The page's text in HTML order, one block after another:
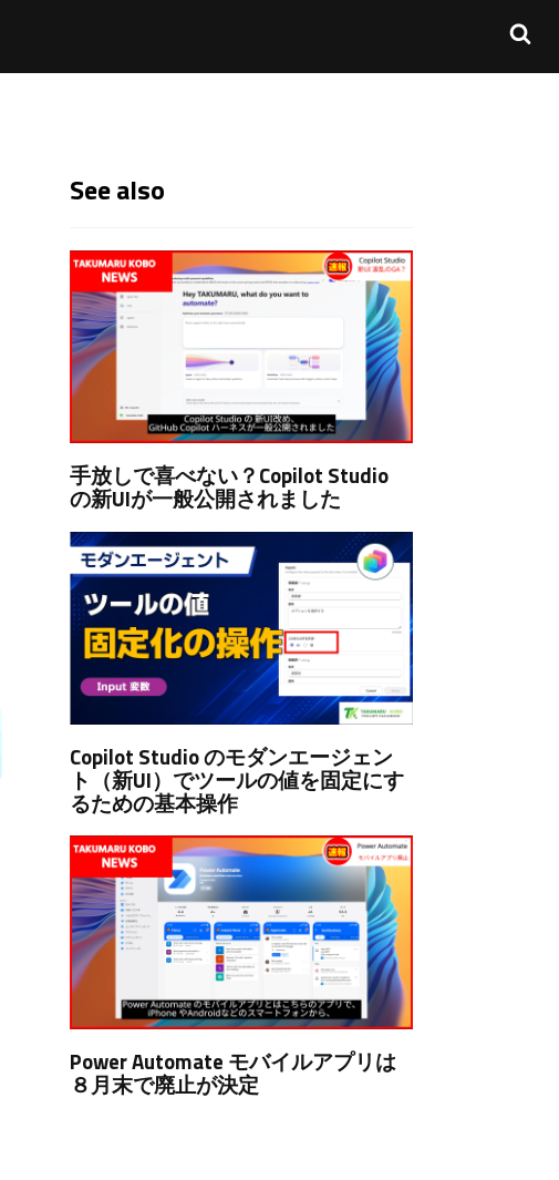
See also
手放しで喜べない？Copilot Studio
の新UIが一般公開されました
Copilot Studio のモダンエージェン
ト（新UI）でツールの値を固定にす
るための基本操作
Power Automate モバイルアプリは
８月末で廃止が決定